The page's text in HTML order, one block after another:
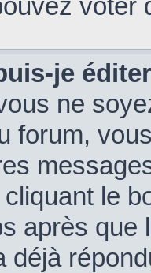
voter
je
ne
forum,
le
après que
déjà